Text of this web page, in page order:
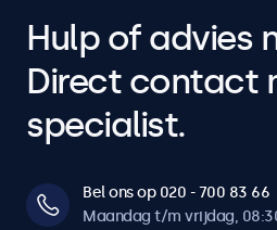
Hulp of advies
Direct contact
specialist.
Bel ons op 020 - 700 83 66
Maandag t/m vrijdag,